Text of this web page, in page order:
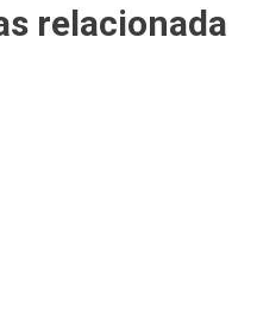
relacionada